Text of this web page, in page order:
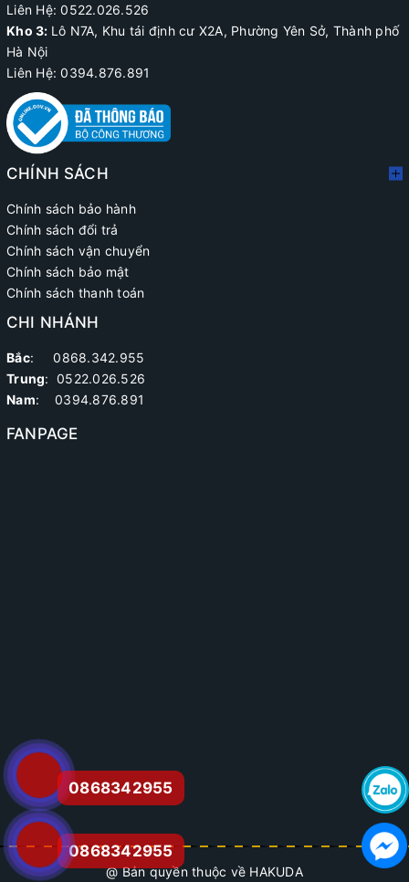
Liên Hệ:0522.026.526
Kho 3: Lô N7A, Khu tái định cư X2A, Phường Yên Sở, Thành phố
Hà Nội
Liên Hệ: 0394.876.891
CHÍNH SÁCH
Chính sách bảo hành
Chính sách đổi trả
Chính sách vận chuyển
Chính sách bảo mật
Chính sách thanh toán
CHI NHÁNH
Bắc: 0868.342.955
Trung: 0522.026.526
Nam: 0394.876.891
FANPAGE
@ Bản quyền thuộc về HAKUDA
0868342955
0868342955